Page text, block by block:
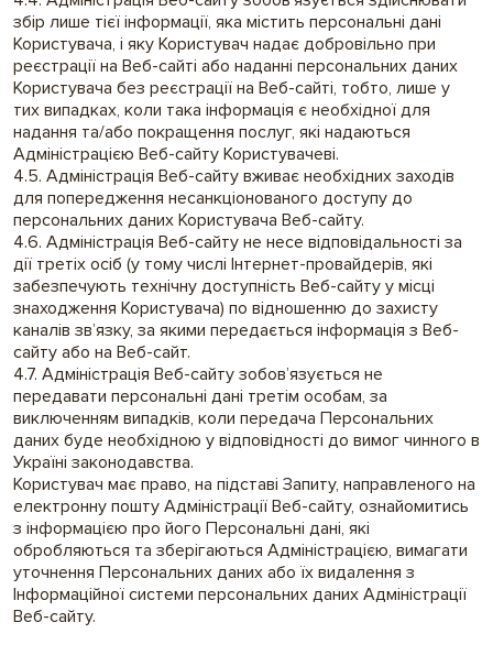
збір лише тієї інформації, яка містить персональні дані
Користувача, і яку Користувач надає добровільно при
реєстрації на Веб-сайті або наданні персональних даних
Користувача без реєстрації на Веб-сайті, тобто, лише у
тих випадках, коли така інформація є необхідної для
надання та/або покращення послуг, які надаються
Адміністрацією Веб-сайту Користувачеві.
4.5. Адміністрація Веб-сайту вживає необхідних заходів
для попередження несанкціонованого доступу до
персональних даних Користувача Веб-сайту.
4.6. Адміністрація Веб-сайту не несе відповідальності за
дії третіх осіб (у тому числі Інтернет-провайдерів, які
забезпечують технічну доступність Веб-сайту у місці
знаходження Користувача) по відношенню до захисту
каналів зв’язку, за якими передається інформація з Веб-
сайту або на Веб-сайт.
4.7. Адміністрація Веб-сайту зобов’язується не
передавати персональні дані третім особам, за
виключенням випадків, коли передача Персональних
даних буде необхідною у відповідності до вимог чинного в
Україні законодавства.
Користувач має право, на підставі Запиту, направленого на
електронну пошту Адміністрації Веб-сайту, ознайомитись
з інформацією про його Персональні дані, які
обробляються та зберігаються Адміністрацією, вимагати
уточнення Персональних даних або їх видалення з
Інформаційної системи персональних даних Адміністрації
Веб-сайту.